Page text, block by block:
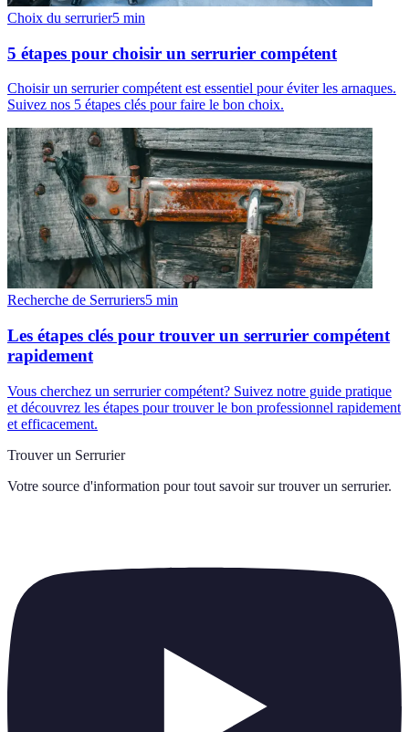
Choix du serrurier5 min
5 étapes pour choisir un serrurier compétent
Choisir un serrurier compétent est essentiel pour éviter les arnaques.
Suivez nos 5 étapes clés pour faire le bon choix.
Recherche de Serruriers5 min
Les étapes clés pour trouver un serrurier compétent
rapidement
Vous cherchez un serrurier compétent? Suivez notre guide pratique
et découvrez les étapes pour trouver le bon professionnel rapidement
et efficacement.
Trouver un Serrurier
Votre source d'information pour tout savoir sur trouver un serrurier.